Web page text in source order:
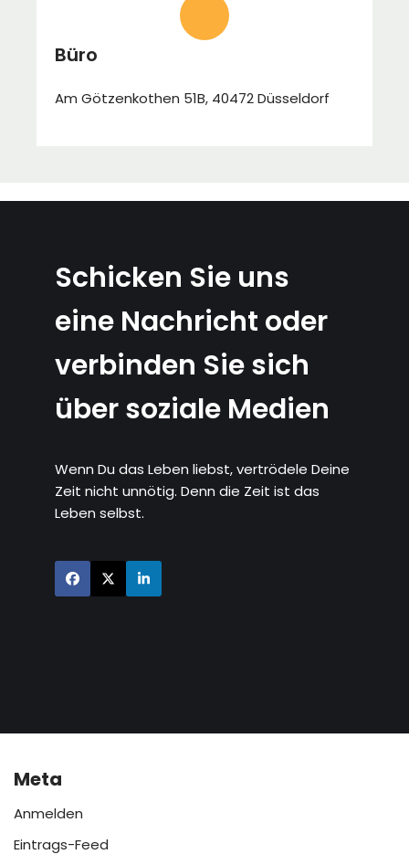
Büro
Am Götzenkothen 51B, 40472 Düsseldorf
Schicken Sie uns
eine Nachricht oder
verbinden Sie sich
über soziale Medien
Wenn Du das Leben liebst, vertrödele Deine
Zeit nicht unnötig. Denn die Zeit ist das
Leben selbst.
Meta
Anmelden
Eintrags-Feed